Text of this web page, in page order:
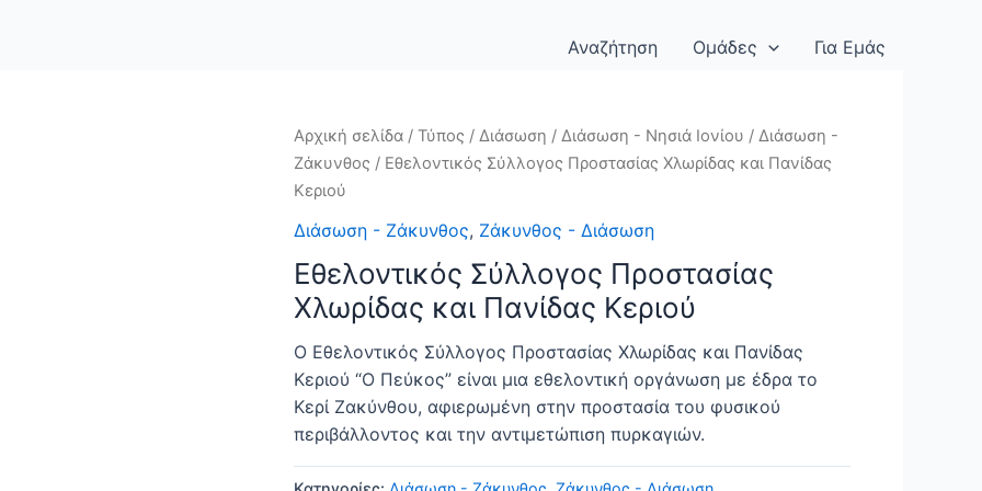
Αναζήτηση Ομάδες Για Εμάς
Αρχική σελίδα /Τύπος /Διάσωση /Διάσωση - Νησιά Ιονίου /Διάσωση -
Ζάκυνθος / Εθελοντικός Σύλλογος Προστασίας Χλωρίδας και Πανίδας
Κεριού
Διάσωση - Ζάκυνθος, Ζάκυνθος - Διάσωση
Εθελοντικός Σύλλογος Προστασίας
Χλωρίδας και Πανίδας Κεριού
Ο Εθελοντικός Σύλλογος Προστασίας Χλωρίδας και Πανίδας
Κεριού “Ο Πεύκος” είναι μια εθελοντική οργάνωση με έδρα το
Κερί Ζακύνθου, αφιερωμένη στην προστασία του φυσικού
περιβάλλοντος και την αντιμετώπιση πυρκαγιών.